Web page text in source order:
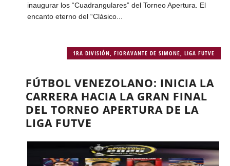
inaugurar los “Cuadrangulares” del Torneo Apertura. El
encanto eterno del “Clásico...
1RA DIVISIÓN ,FIORAVANTE DE SIMONE ,LIGA FUTVE
FÚTBOL VENEZOLANO: INICIA LA
CARRERA HACIA LA GRAN FINAL
DEL TORNEO APERTURA DE LA
LIGA FUTVE